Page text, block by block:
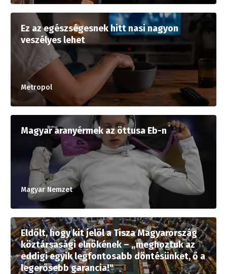
Ez az egészségesnek hitt nasi nagyon
veszélyes lehet
Metropol
Magyar aranyérmek az öttusa Eb-n
Magyar Nemzet
Eldőlt, hogy kit jelöl a Tisza Magyarország
köztársasági elnökének – „meghoztuk az
eddigi egyik legfontosabb döntésünket, ő a
legerősebb garancia!"